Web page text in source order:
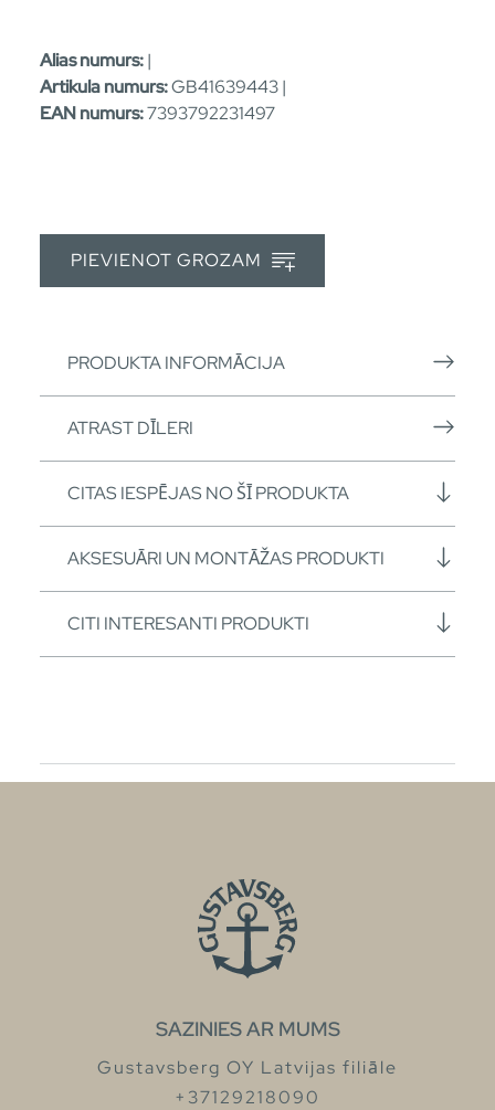
Alias numurs:|
Artikula numurs:GB41639443 |
EAN numurs:7393792231497
PIEVIENOT GROZAM
PRODUKTA INFORMĀCIJA
ATRAST DĪLERI
CITAS IESPĒJAS NO ŠĪ PRODUKTA
AKSESUĀRI UN MONTĀŽAS PRODUKTI
CITI INTERESANTI PRODUKTI
SAZINIES AR MUMS
Gustavsberg OY Latvijas filiāle
+37129218090